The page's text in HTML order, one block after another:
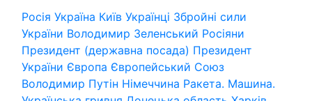
Росія Україна Київ Українці Збройні сили
України Володимир Зеленський Росіяни
Президент (державна посада) Президент
України Європа Європейський Союз
Володимир Путін Німеччина Ракета. Машина.